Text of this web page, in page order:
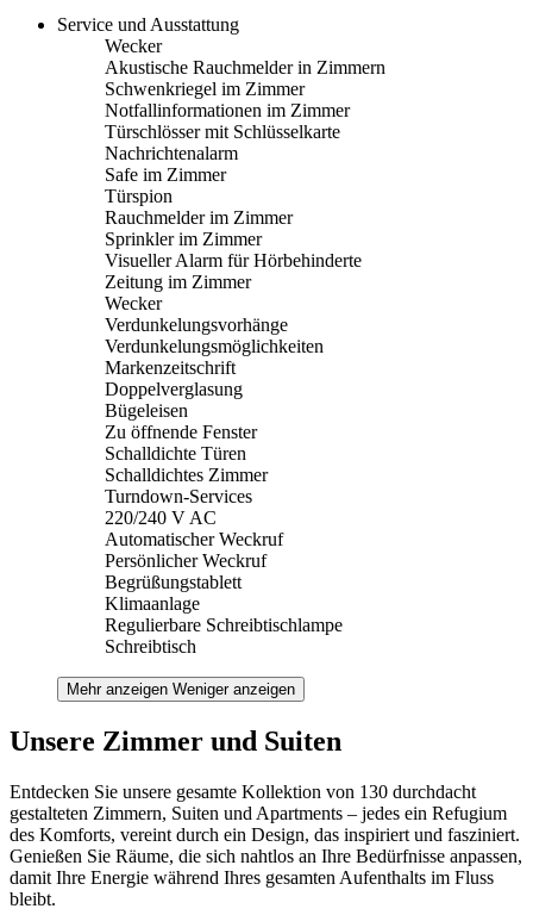
Service und Ausstattung
Wecker
Akustische Rauchmelder in Zimmern
Schwenkriegel im Zimmer
Notfallinformationen im Zimmer
Türschlösser mit Schlüsselkarte
Nachrichtenalarm
Safe im Zimmer
Türspion
Rauchmelder im Zimmer
Sprinkler im Zimmer
Visueller Alarm für Hörbehinderte
Zeitung im Zimmer
Wecker
Verdunkelungsvorhänge
Verdunkelungsmöglichkeiten
Markenzeitschrift
Doppelverglasung
Bügeleisen
Zu öffnende Fenster
Schalldichte Türen
Schalldichtes Zimmer
Turndown-Services
220/240 V AC
Automatischer Weckruf
Persönlicher Weckruf
Begrüßungstablett
Klimaanlage
Regulierbare Schreibtischlampe
Schreibtisch
Mehr anzeigen Weniger anzeigen
Unsere Zimmer und Suiten
Entdecken Sie unsere gesamte Kollektion von 130 durchdacht
gestalteten Zimmern, Suiten und Apartments – jedes ein Refugium
des Komforts, vereint durch ein Design, das inspiriert und fasziniert.
Genießen Sie Räume, die sich nahtlos an Ihre Bedürfnisse anpassen,
damit Ihre Energie während Ihres gesamten Aufenthalts im Fluss
bleibt.